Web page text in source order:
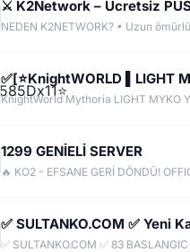
1299 GENİELİ SERVER
✅ SULTANKO.COM ✅ 83